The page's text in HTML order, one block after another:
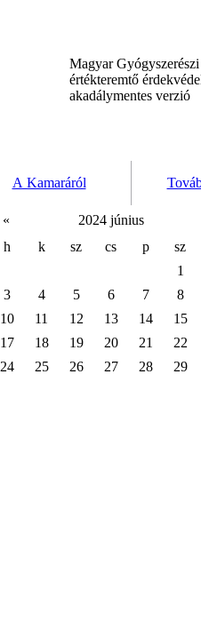
Magyar
értékteremtő
akadálymentes verzió
A Kamaráról
«
2024 június
h
k sz cs p
sz
1
3
4 5 6 7
8
10
11 12 13 14
15
17
18 19 20 21
22
24
25 26 27 28 29